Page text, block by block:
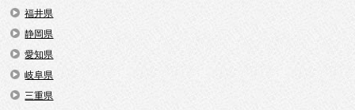
福井県
静岡県
愛知県
岐阜県
三重県